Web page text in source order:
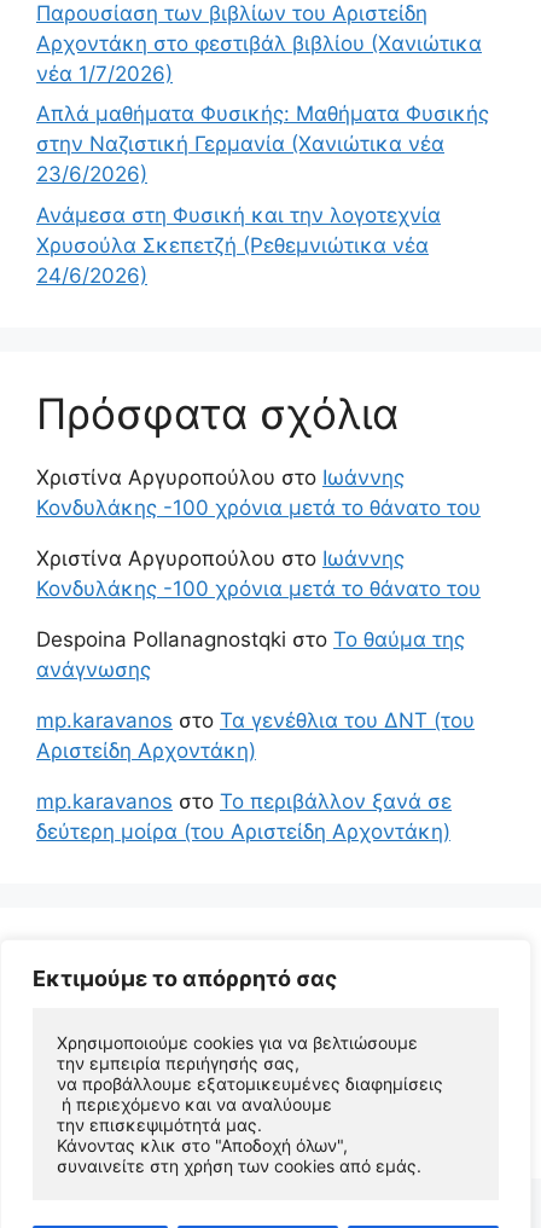
Εκτιμούμε το απόρρητό σας
Χρησιμοποιούμε cookies για να βελτιώσουμε
την εμπειρία περιήγησής σας,
να προβάλλουμε εξατομικευμένες διαφημίσεις
ή περιεχόμενο και να αναλύουμε
την επισκεψιμότητά μας.
Κάνοντας κλικ στο "Αποδοχή όλων",
συναινείτε στη χρήση των cookies από εμάς.
Παρουσίαση των βιβλίων του Αριστείδη
Αρχοντάκη στο φεστιβάλ βιβλίου (Χανιώτικα
νέα 1/7/2026)
Απλά μαθήματα Φυσικής: Μαθήματα Φυσικής
στην Ναζιστική Γερμανία (Χανιώτικα νέα
23/6/2026)
Ανάμεσα στη Φυσική και την λογοτεχνία
Χρυσούλα Σκεπετζή (Ρεθεμνιώτικα νέα
24/6/2026)
Πρόσφατα σχόλια
Χριστίνα Αργυροπούλου στο Ιωάννης
Κονδυλάκης -100 χρόνια μετά το θάνατο του
Χριστίνα Αργυροπούλου στο Ιωάννης
Κονδυλάκης -100 χρόνια μετά το θάνατο του
Despoina Pollanagnostqki στο Το θαύμα της
ανάγνωσης
mp.karavanos στο Τα γενέθλια του ΔΝΤ (του
Αριστείδη Αρχοντάκη)
mp.karavanos στο Το περιβάλλον ξανά σε
δεύτερη μοίρα (του Αριστείδη Αρχοντάκη)
© 2026 Αριστείδης Αρχοντάκης Φυσικός Συγγραφέας
• Φτιαγμένο μεGeneratePress